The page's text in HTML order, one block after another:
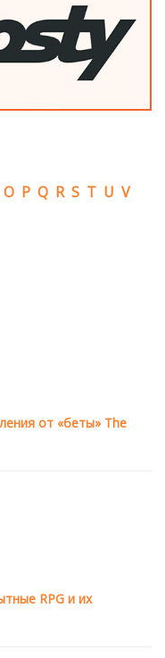
O P Q R S T U V
от «беты» The
RPG и их